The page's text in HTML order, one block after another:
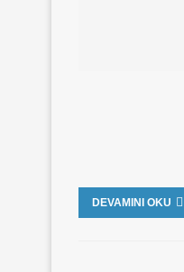
DEVAMINI OKU